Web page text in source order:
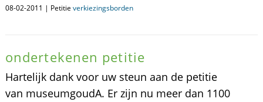
08-02-2011 | Petitie verkiezingsborden
ondertekenen petitie
Hartelijk dank voor uw steun aan de petitie
van museumgoudA. Er zijn nu meer dan 1100